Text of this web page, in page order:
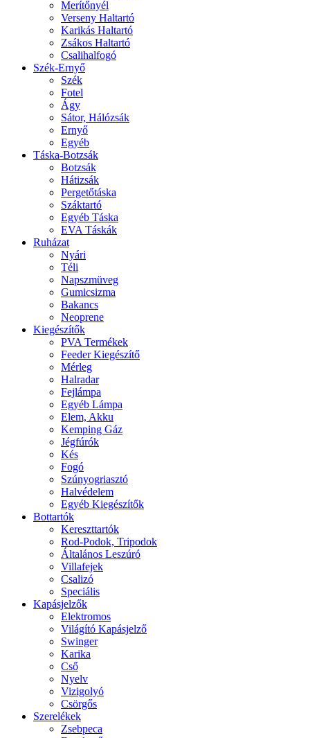
Merítőnyél
Verseny Haltartó
Karikás Haltartó
Zsákos Haltartó
Csalihalfogó
Szék-Ernyő
Szék
Fotel
Ágy
Sátor, Hálózsák
Ernyő
Egyéb
Táska-Botzsák
Botzsák
Hátizsák
Pergetőtáska
Száktartó
Egyéb Táska
EVA Táskák
Ruházat
Nyári
Téli
Napszmüveg
Gumicsizma
Bakancs
Neoprene
Kiegészítők
PVA Termékek
Feeder Kiegészítő
Mérleg
Halradar
Fejlámpa
Egyéb Lámpa
Elem, Akku
Kemping Gáz
Jégfúrók
Kés
Fogó
Szúnyogriasztó
Halvédelem
Egyéb Kiegészítők
Bottartók
Kereszttartók
Rod-Podok, Tripodok
Általános Leszúró
Villafejek
Csalizó
Speciális
Kapásjelzők
Elektromos
Világító Kapásjelző
Swinger
Karika
Cső
Nyelv
Vizigolyó
Csörgős
Szerelékek
Zsebpeca